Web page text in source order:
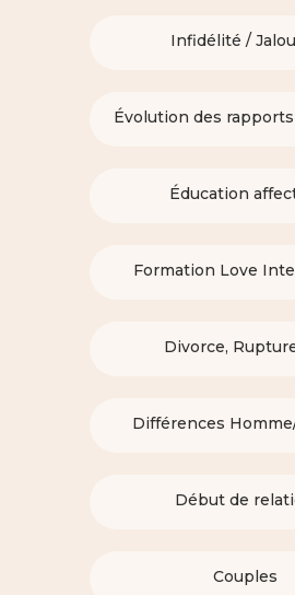
Infidélité /
Évolution des
Éducation
Formation Love
Divorce,
Différences
Début de
Couples